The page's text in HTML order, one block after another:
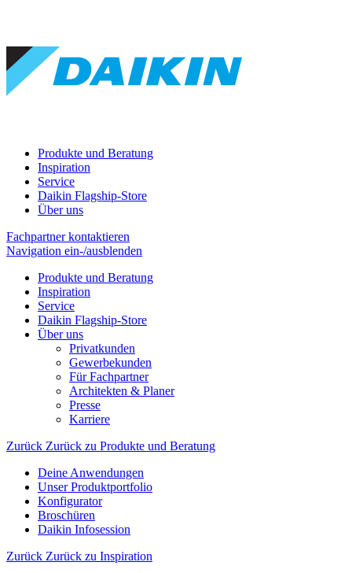
Produkte und Beratung
Inspiration
Service
Daikin Flagship-Store
Über uns
Fachpartner kontaktieren
Navigation ein-/ausblenden
Produkte und Beratung
Inspiration
Service
Daikin Flagship-Store
Über uns
Privatkunden
Gewerbekunden
Für Fachpartner
Architekten & Planer
Presse
Karriere
Zurück Zurück zu Produkte und Beratung
Deine Anwendungen
Unser Produktportfolio
Konfigurator
Broschüren
Daikin Infosession
Zurück Zurück zu Inspiration